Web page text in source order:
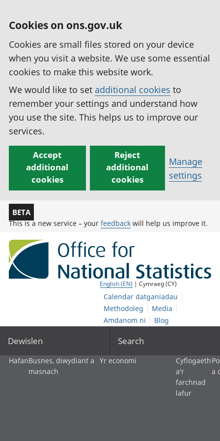
Cookies on ons.gov.uk
Cookies are small files stored on your device
when you visit a website. We use some essential
cookies to make this website work.
We would like to set additional cookies to
remember your settings and understand how
you use the site. This helps us to improve our
services.
Accept
additional
cookies
Reject
additional
cookies
Manage
settings
BETA
This is a new service – your feedback will help us improve it.
English (EN) | Cymraeg (CY)
Calendar datganiadau
Methodoleg
Media
Amdanom ni
Blog
Dewislen Search
HafanBusnes, diwydiant a
masnach
Yr economi
Cyflogaeth
a'r
farchnad
lafur
a